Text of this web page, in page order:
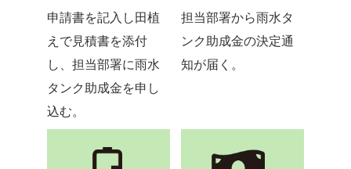
申請書を記入し田植
えで見積書を添付
し、担当部署に雨水
タンク助成金を申し
込む。
担当部署から雨水タ
ンク助成金の決定通
知が届く。